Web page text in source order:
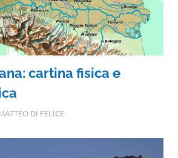
cartina fisica e
DI FELICE